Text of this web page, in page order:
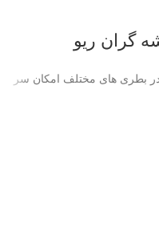
گران ریو
در بطری های مختلف امکان سر